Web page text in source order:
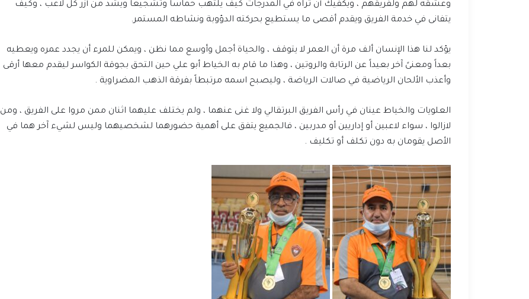
وعشقه لهم ولفريقهم ، ويكفيك أن تراه في المدرجات كيف يلتهب حماساً وتشجيعاً ويشد من أزر كل لاعب ، وكيف
يتفانى في خدمة الفريق ويقدم أقصى ما يستطيع بحركته الدؤوبة ونشاطه المستمر.
يؤكد لنا هذا الإنسان ألف مرة أن العمر لا يتوقف ، والحياة أجمل وأوسع مما نظن ، ويمكن للمرء أن يجدد عمره ويعطيه
بعداً ومعنىً آخر بعيداً عن الرتابة والروتين ، وهذا ما قام به الخياط أبو علي حين التحق بجوقة الكواسر ليقدم معها أرقى
وأعذب الألحان الرياضية في صالات الرياضة ، وليصبح اسمه مرتبطاً بفرقة الذهب المضراوية .
العلويات والخياط عينان في رأس الفريق البرتقالي ولا غنى عنهما ، ولم يختلف عليهما اثنان ممن مروا على الفريق ، ومن
لازالوا ، سواء لاعبين أو إداريين أو مدربين ، فالجميع يتفق على أهمية حضورهما لشخصيهما وليس لشيء آخر هما في
الأصل يقومان به دون تكلف أو تكليف .